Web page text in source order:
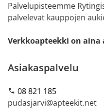
Palvelupisteemme
palvelevat kauppojen
Verkkoapteekki on aina
Asiakaspalvelu
08 821 185
pudasjarvi@apteekit.net